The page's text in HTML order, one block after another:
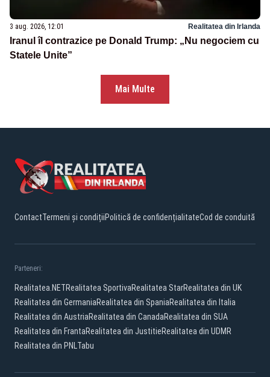
3 aug. 2026, 12:01 Realitatea din Irlanda
Iranul îl contrazice pe Donald Trump: „Nu negociem cu
Statele Unite”
Mai Multe
ContactTermeni și condițiiPolitică de confidențialitateCod de conduită
Parteneri:
Realitatea.NETRealitatea SportivaRealitatea StarRealitatea din UK
Realitatea din GermaniaRealitatea din SpaniaRealitatea din Italia
Realitatea din AustriaRealitatea din CanadaRealitatea din SUA
Realitatea din FrantaRealitatea din JustitieRealitatea din UDMR
Realitatea din PNLTabu